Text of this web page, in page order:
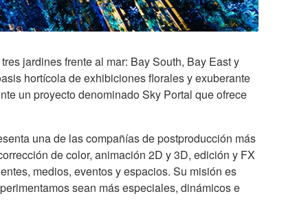
jardines frente al mar: Bay South, Bay East y
hortícola de exhibiciones florales y exuberante
un proyecto denominado Sky Portal que ofrece
una de las compañías de postproducción más
de color, animación 2D y 3D, edición y FX
medios, eventos y espacios. Su misión es
sean más especiales, dinámicos e